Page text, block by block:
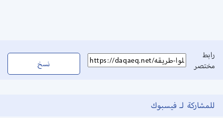
رابط
مختصر
نسخ
للمشاركة لـ فيسبوك